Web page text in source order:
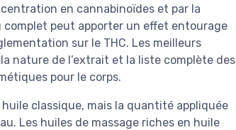
en cannabinoïdes et par la
complet peut apporter un effet entourage
sur le THC. Les meilleurs
nature de l’extrait et la liste complète des
pour le corps.
classique, mais la quantité appliquée
Les huiles de massage riches en huile